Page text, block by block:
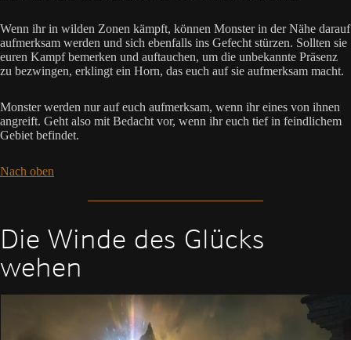
Wenn ihr in wilden Zonen kämpft, können Monster in der Nähe darauf
aufmerksam werden und sich ebenfalls ins Gefecht stürzen. Sollten sie
euren Kampf bemerken und auftauchen, um die unbekannte Präsenz
zu bezwingen, erklingt ein Horn, das euch auf sie aufmerksam macht.
Monster werden nur auf euch aufmerksam, wenn ihr eines von ihnen
angreift. Geht also mit Bedacht vor, wenn ihr euch tief in feindlichem
Gebiet befindet.
Nach oben
Die Winde des Glücks
wehen